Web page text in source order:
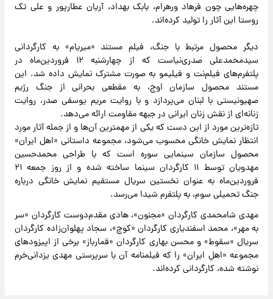
چهره‌هایی چون فرهاد ورهرام، بابک بهداد، آریان عطارپور و علی تک
روستا این آثار را تولید کرده‌اند.
دیگر محصول مرتبط با جنگ، فیلم مستند «میریام» به کارگردانی
سیدمحمدعلی صدری‌نیاست که از چهارشنبه ۱۲ فروردین‌ماه در
پلتفرم‌های فیلم‌نت و فیلیمو به صورت مشترک نمایش داده شد. این
مستند محصول سازمان اوج، به مقطعی بحرانی از جنگ رژیم
صهیونیستی با لبنان می‌پردازد و با روایت مریم یوسفی صدر، روایت
زنانه‌ای از نقش زنان ایرانی در جبهه مقاومت ارائه می‌دهد.
تازه‌ترین مورد از این دست که یکی از مهمترین آن‌ها و از جمله آثار مورد
انتظار نمایش خانگی محسوب می‌شود، مجموعه داستانی «اهل ایران»
محصول سازمان سینمایی سوره است که با طراحی محمدحسین
مهدویان توسط ۱۱ کارگردان سینما ساخته شده و از روز جمعه ۲۱
فروردین‌ماه به عنوان نخستین سریال مستقیم نمایش خانگی درباره
جنگ تحمیلی سوم، به پلتفرم شیدا می‌رسد.
مهدی شامحمدی کارگردان «مجنون»، هادی مقدم‌دوست کارگردان «سر
به مهر»، محمد اسفندیاری کارگردان «کوچ»، سجاد پهلوان‌زاده کارگردان
سریال «سقوط» و محسن بهاری کارگردان «قمارباز» برخی از اپیزودهای
مجموعه «اهلِ ایران» را که فیلمنامه آن با سرپرستی مهدی یزدانی‌خرم
نوشته شده، کارگردانی کرده‌اند.